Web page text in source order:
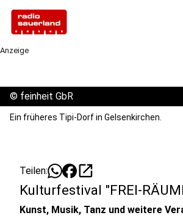
Anzeige
© feinheit GbR
Ein früheres Tipi-Dorf in Gelsenkirchen.
Teilen: open_in_new
Kulturfestival "FREI-
Kunst, Musik, Tanz und weitere